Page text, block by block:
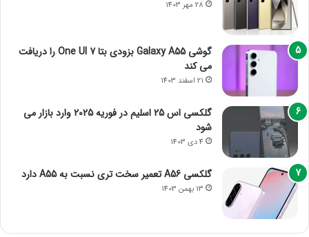
28 مهر 1403
گوشی Galaxy A55 بزودی بتا One UI 7 را دریافت
می کند
21 اسفند 1403
گلکسی اس 25 اسلیم در فوریه 2025 وارد بازار می
شود
4 دی 1403
گلکسی A56 تعمیر سخت تری نسبت به A55 دارد
13 بهمن 1403